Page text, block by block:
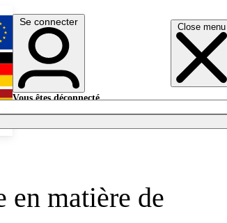
Close menu
English
Deutsch
Se connecter
Vous êtes déconnecté.
en matière de